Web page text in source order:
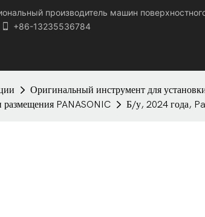
производитель машин
+86-13235536784
Оригинальный инструмент для
размещения PANASONIC
Б/у, 2024 года,